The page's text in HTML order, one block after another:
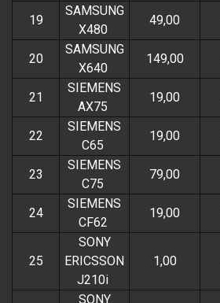
19
SAMSUNG
X480
49,00
20
SAMSUNG
X640
149,00
21
SIEMENS
AX75
19,00
22
SIEMENS
C65
19,00
23
SIEMENS
C75
79,00
24
SIEMENS
CF62
19,00
25
SONY
ERICSSON
J210i
1,00
SONY